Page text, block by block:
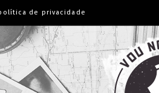
de privacidade